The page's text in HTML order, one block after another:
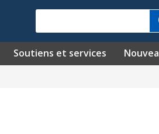
Soutiens et services